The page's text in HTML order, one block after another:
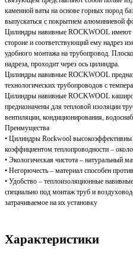
каменной ваты на основе горных пород
выпускаться с покрытием алюминиевой
Цилиндры навивные ROCKWOOL имеют
стороне и соответствующий ему надрез
удобного монтажа на трубопровод.
надреза, проходит через ось цилиндра.
Цилиндры навивные ROCKWOOL
технологических трубопроводов с
Цилиндры навивные ROCKWOOL
предназначены для тепловой изоляции
вентиляции, кондиционирования,
Преимущества
• Цилиндры Rockwool высокоэффективны
коэффициентом теплопроводности –
• Экологическая чистота – натуральный
• Негорючесть – материал способен
• Удобство – теплоизоляционные
специально под монтаж труб и
затрачиваемое на их установку
Характеристики